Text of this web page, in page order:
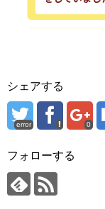
シェアする
error 0
フォローする